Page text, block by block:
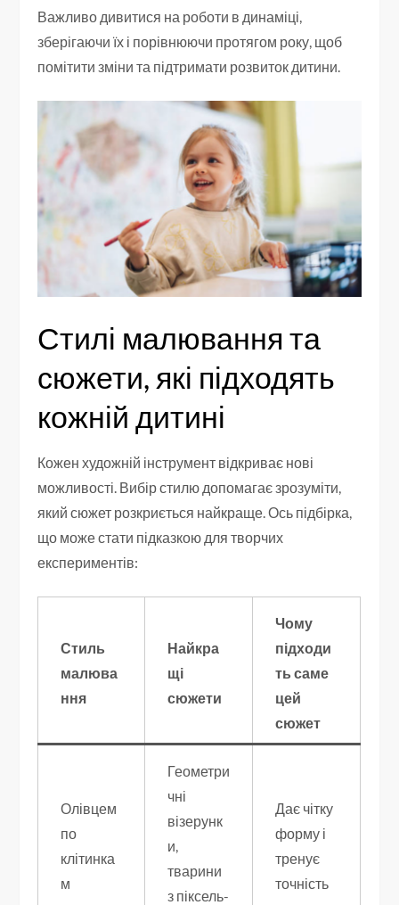
Важливо дивитися на роботи в динаміці,
зберігаючи їх і порівнюючи протягом року, щоб
помітити зміни та підтримати розвиток дитини.
Стилі малювання та
сюжети, які підходять
кожній дитині
Кожен художній інструмент відкриває нові
можливості. Вибір стилю допомагає зрозуміти,
який сюжет розкриється найкраще. Ось підбірка,
що може стати підказкою для творчих
експериментів:
Стиль
малюва
ння
Найкра
щі
сюжети
Чому
підходи
ть саме
цей
сюжет
Олівцем
по
клітинка
м
Геометри
чні
візерунк
и,
тварини
з піксель-
Дає чітку
форму і
тренує
точність